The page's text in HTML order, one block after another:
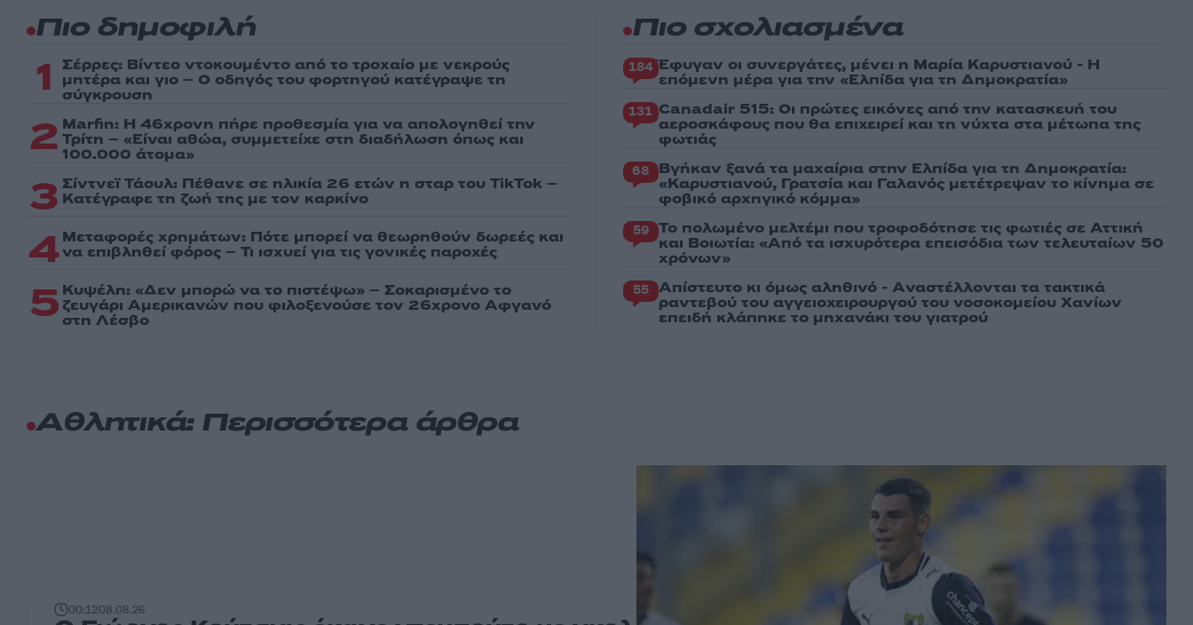
Πιο δημοφιλή
1 Σέρρες: Βίντεο ντοκουμέντο από το τροχαίο με νεκρούς
μητέρα και γιο – Ο οδηγός του φορτηγού κατέγραψε τη
σύγκρουση
2 Marfin: Η 46χρονη πήρε προθεσμία για να απολογηθεί την
Τρίτη – «Είναι αθώα, συμμετείχε στη διαδήλωση όπως και
100.000 άτομα»
3 Σίντνεϊ Τάουλ: Πέθανε σε ηλικία 26 ετών η σταρ του TikTok –
Kατέγραφε τη ζωή της με τον καρκίνο
4 Μεταφορές χρημάτων: Πότε μπορεί να θεωρηθούν δωρεές και
να επιβληθεί φόρος – Τι ισχυεί για τις γονικές παροχές
5 Κυψέλη: «Δεν μπορώ να το πιστέψω» – Σοκαρισμένο το
ζευγάρι Αμερικανών που φιλοξενούσε τον 26χρονο Αφγανό
στη Λέσβο
Πιο σχολιασμένα
184 Έφυγαν οι συνεργάτες, μένει η Μαρία Καρυστιανού - Η
επόμενη μέρα για την «Ελπίδα για τη Δημοκρατία»
131 Canadair 515: Οι πρώτες εικόνες από την κατασκευή του
αεροσκάφους που θα επιχειρεί και τη νύχτα στα μέτωπα της
φωτιάς
68 Βγήκαν ξανά τα μαχαίρια στην Ελπίδα για τη Δημοκρατία:
«Καρυστιανού, Γρατσία και Γαλανός μετέτρεψαν το κίνημα σε
φοβικό αρχηγικό κόμμα»
59 Το πολωμένο μελτέμι που τροφοδότησε τις φωτιές σε Αττική
και Βοιωτία: «Από τα ισχυρότερα επεισόδια των τελευταίων 50
χρόνων»
55 Απίστευτο κι όμως αληθινό - Aναστέλλονται τα τακτικά
ραντεβού του αγγειοχειρουργού του νοσοκομείου Χανίων
επειδή κλάπηκε το μηχανάκι του γιατρού
Αθλητικά: Περισσότερα άρθρα
00:1208.08.26